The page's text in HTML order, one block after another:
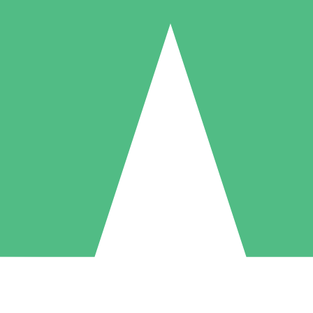
Individuele Creditpakketten
per gebruik met downloadtegoeden. Geen maandelijkse verplichting
5 Downloaden
US$